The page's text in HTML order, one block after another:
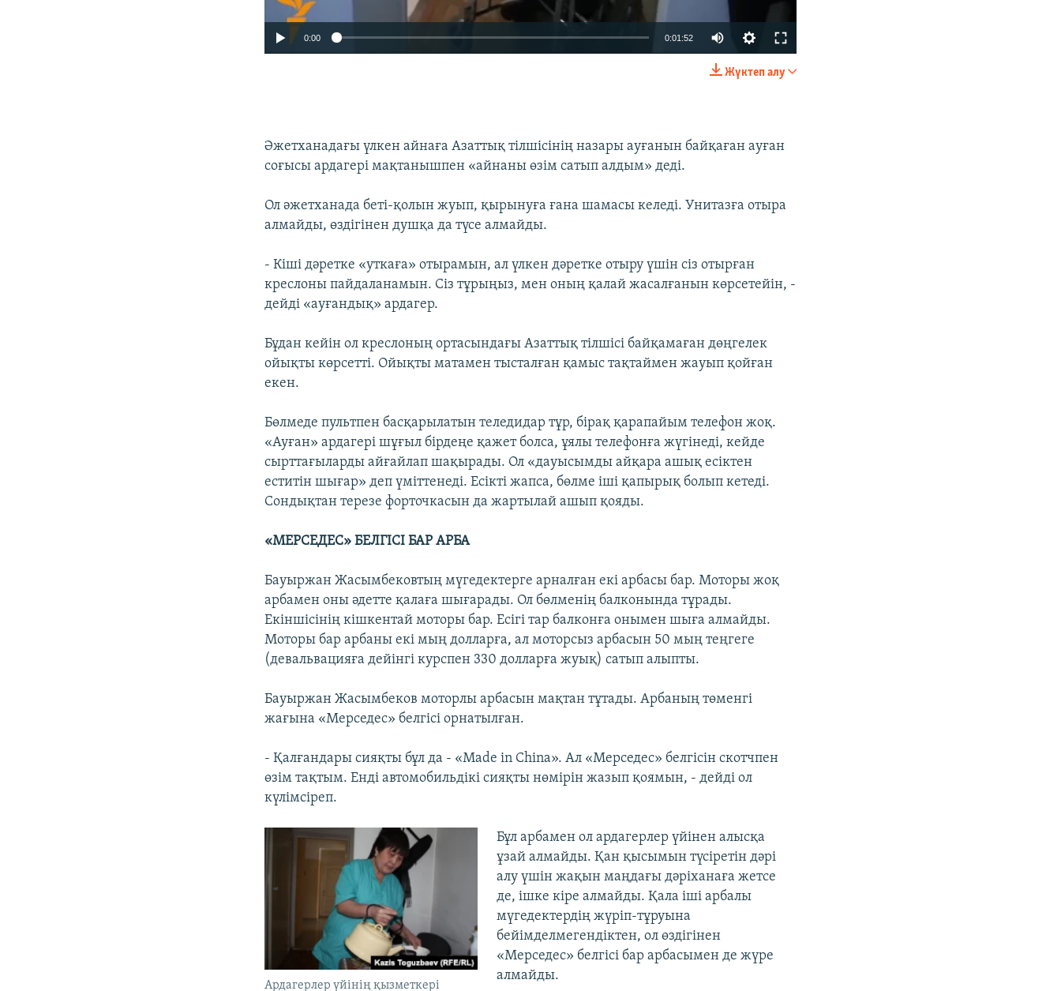
БӨЛІСІҢІЗ
0:00 0:01:52
Жүктеп алу
Әжетханадағы үлкен айнаға Азаттық тілшісінің назары ауғанын байқаған ауған
соғысы ардагері мақтанышпен «айнаны өзім сатып алдым» деді.
Ол әжетханада беті-қолын жуып, қырынуға ғана шамасы келеді. Унитазға отыра
алмайды, өздігінен душқа да түсе алмайды.
- Кіші дәретке «уткаға» отырамын, ал үлкен дәретке отыру үшін сіз отырған
креслоны пайдаланамын. Сіз тұрыңыз, мен оның қалай жасалғанын көрсетейін, -
дейді «ауғандық» ардагер.
Бұдан кейін ол креслоның ортасындағы Азаттық тілшісі байқамаған дөңгелек
ойықты көрсетті. Ойықты матамен тысталған қамыс тақтаймен жауып қойған
екен.
Бөлмеде пультпен басқарылатын теледидар тұр, бірақ қарапайым телефон жоқ.
«Ауған» ардагері шұғыл бірдеңе қажет болса, ұялы телефонға жүгінеді, кейде
сырттағыларды айғайлап шақырады. Ол «дауысымды айқара ашық есіктен
еститін шығар» деп үміттенеді. Есікті жапса, бөлме іші қапырық болып кетеді.
Сондықтан терезе форточкасын да жартылай ашып қояды.
«МЕРСЕДЕС» БЕЛГІСІ БАР АРБА
Бауыржан Жасымбековтың мүгедектерге арналған екі арбасы бар. Моторы жоқ
арбамен оны әдетте қалаға шығарады. Ол бөлменің балконында тұрады.
Екіншісінің кішкентай моторы бар. Есігі тар балконға онымен шыға алмайды.
Моторы бар арбаны екі мың долларға, ал моторсыз арбасын 50 мың теңгеге
(девальвацияға дейінгі курспен 330 долларға жуық) сатып алыпты.
Бауыржан Жасымбеков моторлы арбасын мақтан тұтады. Арбаның төменгі
жағына «Мерседес» белгісі орнатылған.
- Қалғандары сияқты бұл да - «Made in China». Ал «Мерседес» белгісін скотчпен
өзім тақтым. Енді автомобильдікі сияқты нөмірін жазып қоямын, - дейді ол
күлімсіреп.
Ардагерлер үйінің қызметкері
Бұл арбамен ол ардагерлер үйінен алысқа
ұзай алмайды. Қан қысымын түсіретін дәрі
алу үшін жақын маңдағы дәріханаға жетсе
де, ішке кіре алмайды. Қала іші арбалы
мүгедектердің жүріп-тұруына
бейімделмегендіктен, ол өздігінен
«Мерседес» белгісі бар арбасымен де жүре
алмайды.